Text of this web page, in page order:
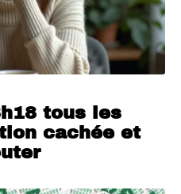
tous les
cachée et